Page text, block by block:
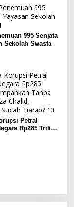
995 Senjata
Sekolah Swasta
Petral
Rp285 Triliun